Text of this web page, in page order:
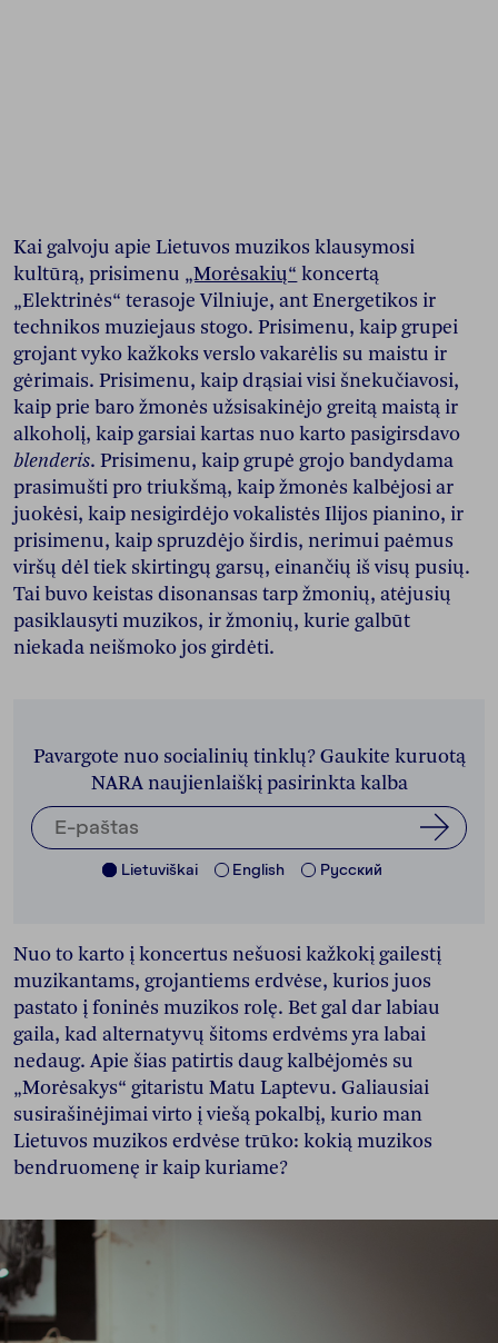
Kai galvoju apie Lietuvos muzikos klausymosi
kultūrą, prisimenu „Morėsakių“ koncertą
„Elektrinės“ terasoje Vilniuje, ant Energetikos ir
technikos muziejaus stogo. Prisimenu, kaip grupei
grojant vyko kažkoks verslo vakarėlis su maistu ir
gėrimais. Prisimenu, kaip drąsiai visi šnekučiavosi,
kaip prie baro žmonės užsisakinėjo greitą maistą ir
alkoholį, kaip garsiai kartas nuo karto pasigirsdavo
blenderis. Prisimenu, kaip grupė grojo bandydama
prasimušti pro triukšmą, kaip žmonės kalbėjosi ar
juokėsi, kaip nesigirdėjo vokalistės Ilijos pianino, ir
prisimenu, kaip spruzdėjo širdis, nerimui paėmus
viršų dėl tiek skirtingų garsų, einančių iš visų pusių.
Tai buvo keistas disonansas tarp žmonių, atėjusių
pasiklausyti muzikos, ir žmonių, kurie galbūt
niekada neišmoko jos girdėti.
Pavargote nuo socialinių tinklų? Gaukite kuruotą
NARA naujienlaiškį pasirinkta kalba
Lietuviškai English Pусский
Nuo to karto į koncertus nešuosi kažkokį gailestį
muzikantams, grojantiems erdvėse, kurios juos
pastato į foninės muzikos rolę. Bet gal dar labiau
gaila, kad alternatyvų šitoms erdvėms yra labai
nedaug. Apie šias patirtis daug kalbėjomės su
„Morėsakys“ gitaristu Matu Laptevu. Galiausiai
susirašinėjimai virto į viešą pokalbį, kurio man
Lietuvos muzikos erdvėse trūko: kokią muzikos
bendruomenę ir kaip kuriame?